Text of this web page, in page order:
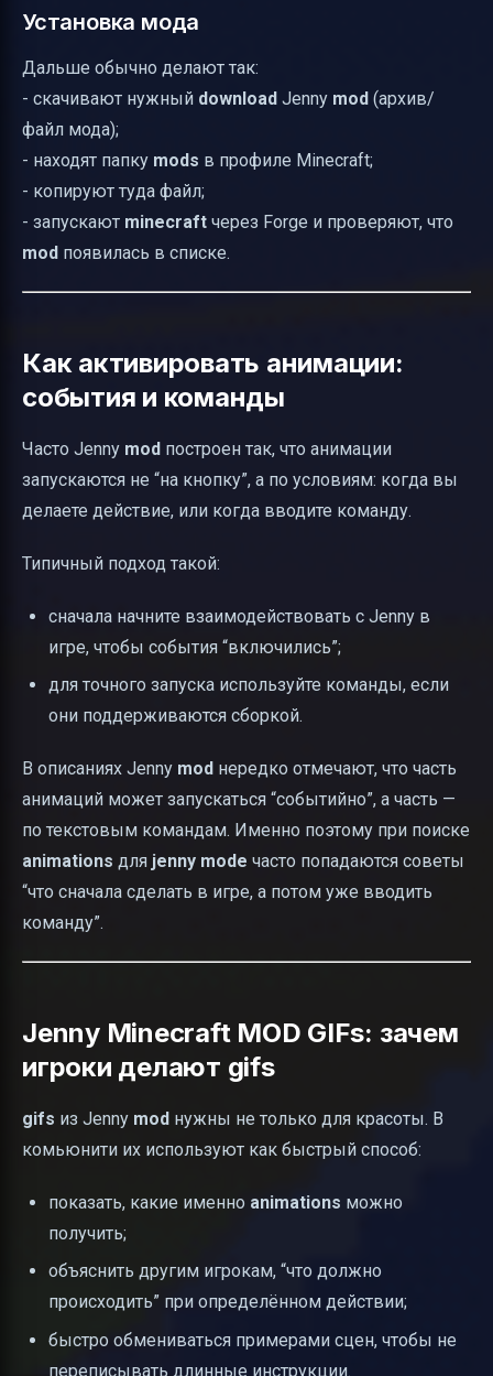
Установка мода
Дальше обычно делают так:
- скачивают нужный download Jenny mod (архив/
файл мода);
- находят папку mods в профиле Minecraft;
- копируют туда файл;
- запускают minecraft через Forge и проверяют, что
mod появилась в списке.
Как активировать анимации:
события и команды
Часто Jenny mod построен так, что анимации
запускаются не “на кнопку”, а по условиям: когда вы
делаете действие, или когда вводите команду.
Типичный подход такой:
сначала начните взаимодействовать с Jenny в
игре, чтобы события “включились”;
для точного запуска используйте команды, если
они поддерживаются сборкой.
В описаниях Jenny mod нередко отмечают, что часть
анимаций может запускаться “событийно”, а часть —
по текстовым командам. Именно поэтому при поиске
animations для jenny mode часто попадаются советы
“что сначала сделать в игре, а потом уже вводить
команду”.
Jenny Minecraft MOD GIFs: зачем
игроки делают gifs
gifs из Jenny mod нужны не только для красоты. В
комьюнити их используют как быстрый способ:
показать, какие именно animations можно
получить;
объяснить другим игрокам, “что должно
происходить” при определённом действии;
быстро обмениваться примерами сцен, чтобы не
переписывать длинные инструкции.